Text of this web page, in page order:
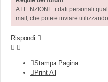
ATTENZIONE: i dati personali
mail, che potete inviare
Rispondi
Stampa Pagina
Print All